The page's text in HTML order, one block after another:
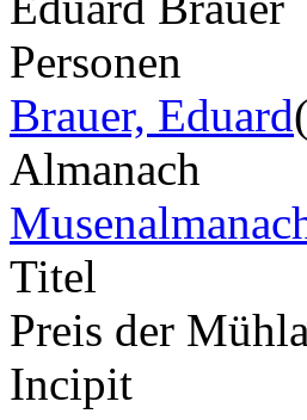
Personen
Brauer, Eduard
Almanach
Titel
Preis der
Incipit